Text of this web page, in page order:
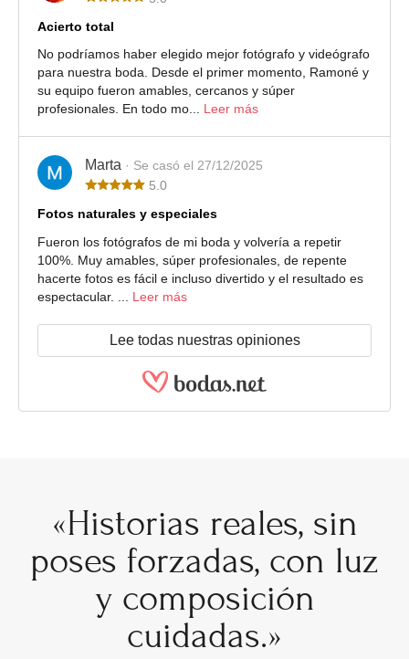
Acierto total
No podríamos haber elegido mejor fotógrafo y videógrafo
para nuestra boda. Desde el primer momento, Ramoné y
su equipo fueron amables, cercanos y súper
profesionales. En todo mo... Leer más
Marta · Se casó el 27/12/2025
5.0
Fotos naturales y especiales
Fueron los fotógrafos de mi boda y volvería a repetir
100%. Muy amables, súper profesionales, de repente
hacerte fotos es fácil e incluso divertido y el resultado es
espectacular. ... Leer más
Lee todas nuestras opiniones
«Historias reales, sin
poses forzadas, con luz
y composición
cuidadas.»